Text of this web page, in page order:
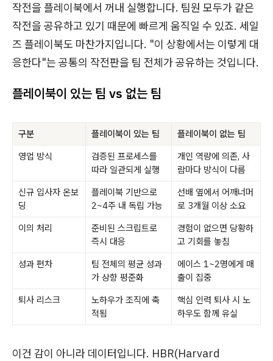
작전을 플레이북에서 꺼내 실행합니다. 팀원 모두가 같은
작전을 공유하고 있기 때문에 빠르게 움직일 수 있죠. 세일
즈 플레이북도 마찬가지입니다. "이 상황에서는 이렇게 대
응한다"는 공통의 작전판을 팀 전체가 공유하는 것입니다.
플레이북이 있는 팀 vs 없는 팀
구분 플레이북이 있는 팀
플레이북이 없는 팀
영업 방식
검증된 프로세스를
따라 일관되게 실행
개인 역량에 의존, 사
람마다 방식이 다름
신규 입사자 온보
딩
플레이북 기반으로
2~4주 내 독립 가능
선배 옆에서 어깨너머
로 3개월 이상 소요
이의 처리
준비된 스크립트로
즉시 대응
경험이 없으면 당황하
고 기회를 놓침
성과 편차
팀 전체의 평균 성과
가 상향 평준화
에이스 1~2명에게 매
출이 집중
퇴사 리스크
노하우가 조직에 축
적됨
핵심 인력 퇴사 시 노
하우도 함께 유실
이건 감이 아니라 데이터입니다. HBR(Harvard